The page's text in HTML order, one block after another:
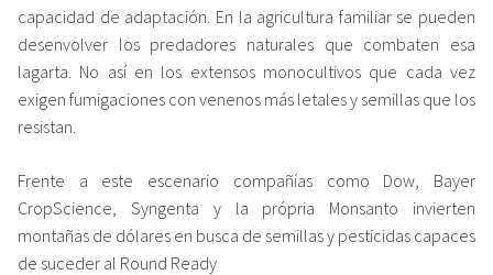
capacidad de adaptación. En la agricultura familiar se pueden
desenvolver los predadores naturales que combaten esa
lagarta. No así en los extensos monocultivos que cada vez
exigen fumigaciones con venenos más letales y semillas que los
resistan.
Frente a este escenario compañías como Dow, Bayer
CropScience, Syngenta y la própria Monsanto invierten
montañas de dólares en busca de semillas y pesticidas capaces
de suceder al Round Ready